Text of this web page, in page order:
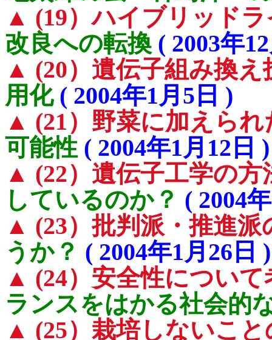
▲ (19）ハイブリッド
改良への転換 ( 2003年
▲ (20）遺伝子組み換え
用化( 2004年1月5日 )
▲ (21）野菜に加えられ
可能性( 2004年1月12日 )
▲ (22）遺伝子工学の方
しているのか？ ( 2004
▲ (23）批判派・推進派
うか？ ( 2004年1月26日 )
▲ (24）安全性について
ランスをはかる社会的
▲ (25）栽培しないこ